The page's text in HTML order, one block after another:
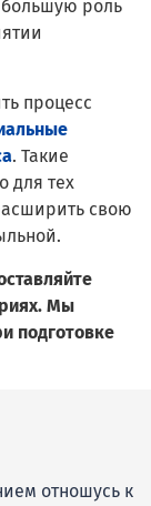
роль
процесс
. Такие
для тех
свою
Мы
подготовке
отношусь к